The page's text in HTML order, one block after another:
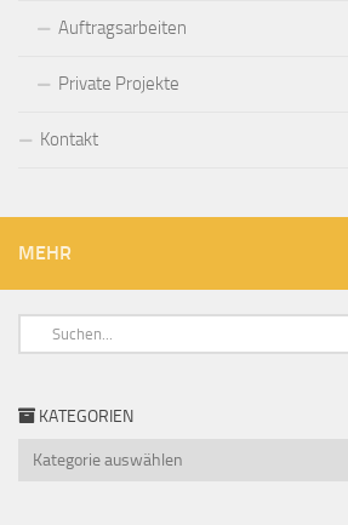
Auftragsarbeiten
Private Projekte
Kontakt
MEHR
KATEGORIEN